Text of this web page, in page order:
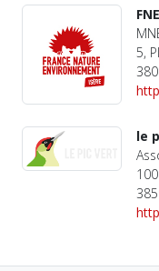
5,
le